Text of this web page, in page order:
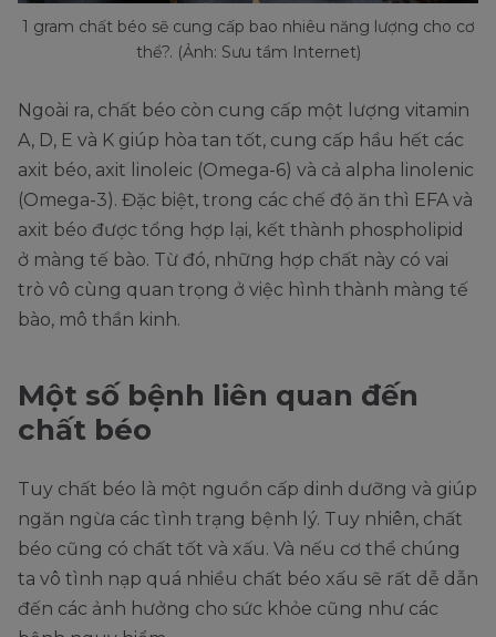
1 gram chất béo sẽ cung cấp bao nhiêu năng lượng cho cơ
thể?. (Ảnh: Sưu tầm Internet)
Ngoài ra, chất béo còn cung cấp một lượng vitamin
A, D, E và K giúp hòa tan tốt, cung cấp hầu hết các
axit béo, axit linoleic (Omega-6) và cả alpha linolenic
(Omega-3). Đặc biệt, trong các chế độ ăn thì EFA và
axit béo được tổng hợp lại, kết thành phospholipid
ở màng tế bào. Từ đó, những hợp chất này có vai
trò vô cùng quan trọng ở việc hình thành màng tế
bào, mô thần kinh.
Một số bệnh liên quan đến
chất béo
Tuy chất béo là một nguồn cấp dinh dưỡng và giúp
ngăn ngừa các tình trạng bệnh lý. Tuy nhiên, chất
béo cũng có chất tốt và xấu. Và nếu cơ thể chúng
ta vô tình nạp quá nhiều chất béo xấu sẽ rất dễ dẫn
đến các ảnh hưởng cho sức khỏe cũng như các